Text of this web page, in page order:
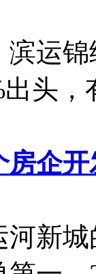
运
头
企
河新